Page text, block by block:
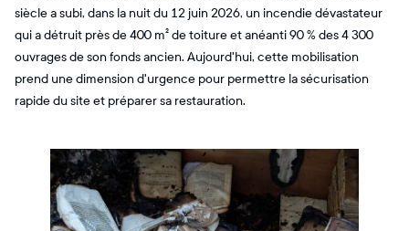
siècle a subi, dans la nuit du 12 juin 2026, un incendie dévastateur
qui a détruit près de 400 m² de toiture et anéanti 90 % des 4 300
ouvrages de son fonds ancien. Aujourd'hui, cette mobilisation
prend une dimension d'urgence pour permettre la sécurisation
rapide du site et préparer sa restauration.